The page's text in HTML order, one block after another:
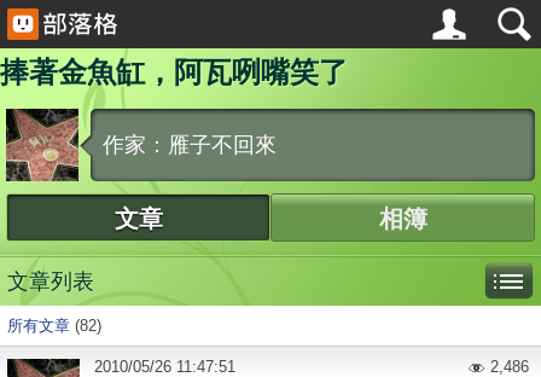
捧著金魚缸，阿瓦咧嘴笑了
作家：雁子不回來
文章 相簿
文章列表
所有文章 (82)
2010/05/26 11:47:51 2,486